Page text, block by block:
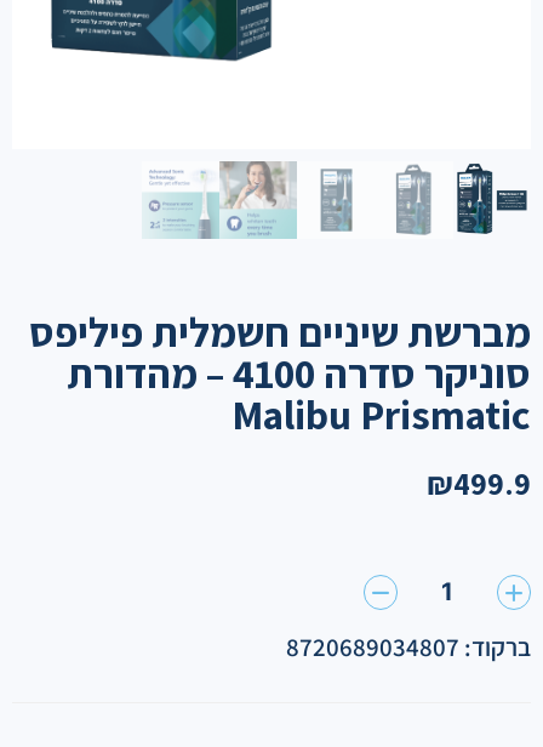
מברשת שיניים חשמלית פיליפס
סוניקר סדרה 4100 – מהדורת
Malibu Prismatic
₪499.9
1
ברקוד: 8720689034807